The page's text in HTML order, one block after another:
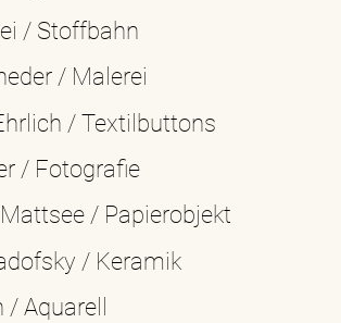
/ Stoffbahn
/ Malerei
/ Textilbuttons
/ Fotografie
/ Papierobjekt
/ Keramik
Aquarell